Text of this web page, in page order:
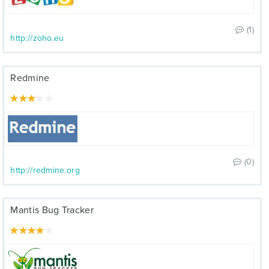
(1)
http://zoho.eu
Redmine
(0)
http://redmine.org
Mantis Bug Tracker